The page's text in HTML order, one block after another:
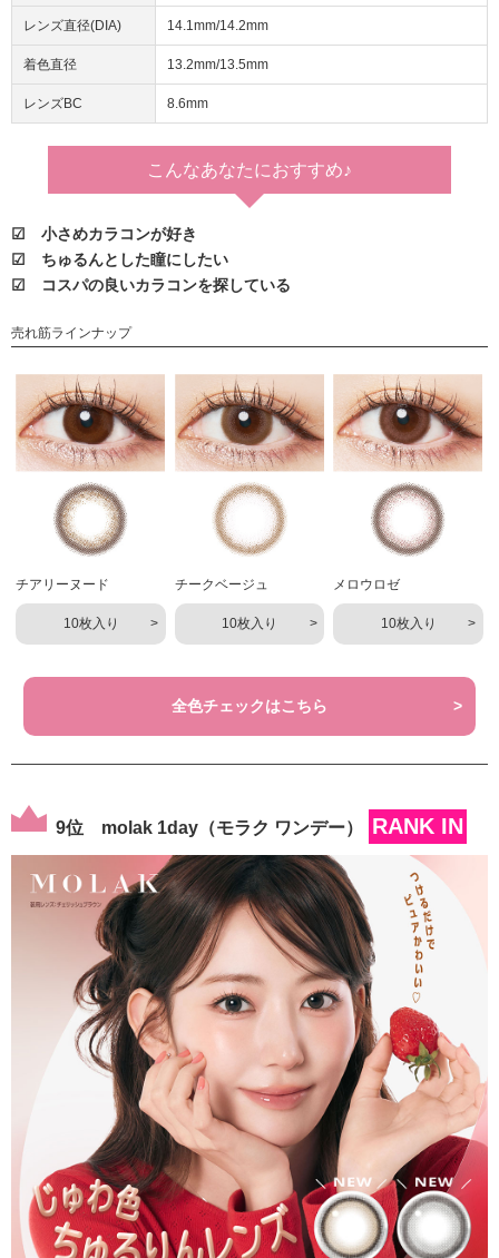
レンズ直径(DIA) 14.1mm/14.2mm
着色直径 13.2mm/13.5mm
レンズBC 8.6mm
こんなあなたにおすすめ♪
☑ 小さめカラコンが好き
☑ ちゅるんとした瞳にしたい
☑ コスパの良いカラコンを探している
売れ筋ラインナップ
チアリーヌード
10枚入り
チークベージュ
10枚入り
メロウロゼ
10枚入り
全色チェックはこちら
9位 molak 1day（モラク ワンデー） RANK IN